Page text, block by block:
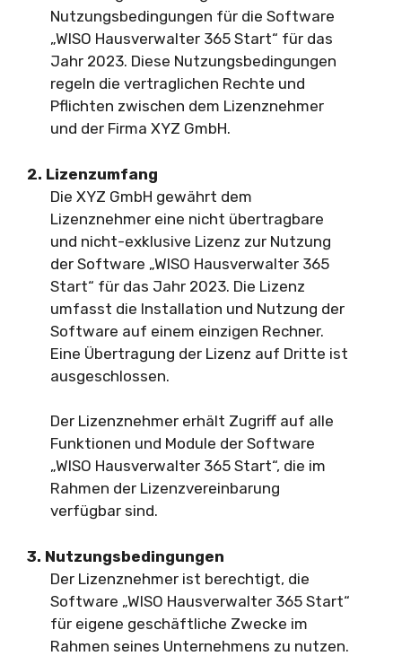
Nutzungsbedingungen für die Software
„WISO Hausverwalter 365 Start“ für das
Jahr 2023. Diese Nutzungsbedingungen
regeln die vertraglichen Rechte und
Pflichten zwischen dem Lizenznehmer
und der Firma XYZ GmbH.
2. Lizenzumfang
Die XYZ GmbH gewährt dem
Lizenznehmer eine nicht übertragbare
und nicht-exklusive Lizenz zur Nutzung
der Software „WISO Hausverwalter 365
Start“ für das Jahr 2023. Die Lizenz
umfasst die Installation und Nutzung der
Software auf einem einzigen Rechner.
Eine Übertragung der Lizenz auf Dritte ist
ausgeschlossen.
Der Lizenznehmer erhält Zugriff auf alle
Funktionen und Module der Software
„WISO Hausverwalter 365 Start“, die im
Rahmen der Lizenzvereinbarung
verfügbar sind.
3. Nutzungsbedingungen
Der Lizenznehmer ist berechtigt, die
Software „WISO Hausverwalter 365 Start“
für eigene geschäftliche Zwecke im
Rahmen seines Unternehmens zu nutzen.